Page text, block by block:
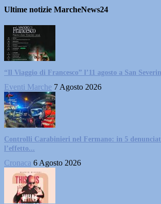
Ultime notizie MarcheNews24
“Il Viaggio di Francesco” l’11 agosto a San
Eventi Marche 7 Agosto 2026
Controlli Carabinieri nel Fermano: in 5
l’effetto...
Cronaca 6 Agosto 2026